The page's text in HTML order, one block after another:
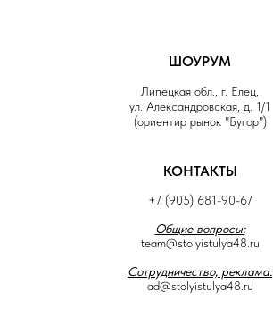
ШОУРУМ
Липецкая обл., г. Елец,
ул. Александровская, д. 1/1
(ориентир рынок "Бугор")
КОНТАКТЫ
+7 (905) 681-90-67
Общие вопросы:
team@stolyistulya48.ru
Сотрудничество, реклама:
ad@stolyistulya48.ru